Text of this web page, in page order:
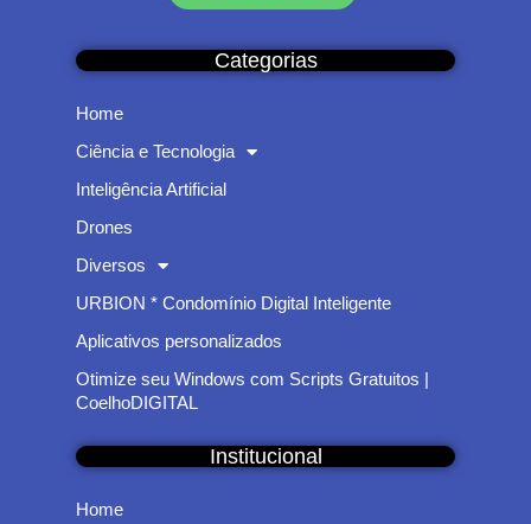
Categorias
Home
Ciência e Tecnologia
Inteligência Artificial
Drones
Diversos
URBION * Condomínio Digital Inteligente
Aplicativos personalizados
Otimize seu Windows com Scripts Gratuitos |
CoelhoDIGITAL
Institucional
Home